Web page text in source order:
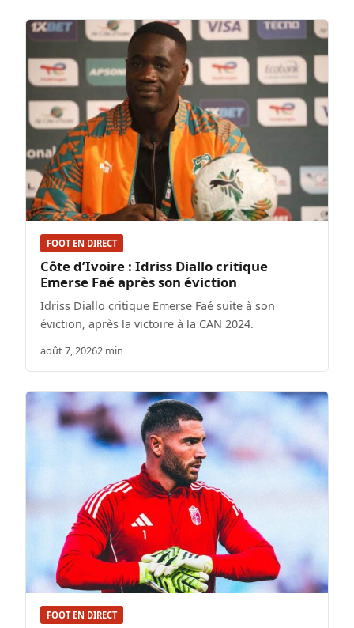
FOOT EN DIRECT
Côte d’Ivoire : Idriss Diallo critique
Emerse Faé après son éviction
Idriss Diallo critique Emerse Faé suite à son
éviction, après la victoire à la CAN 2024.
août 7, 20262 min
FOOT EN DIRECT